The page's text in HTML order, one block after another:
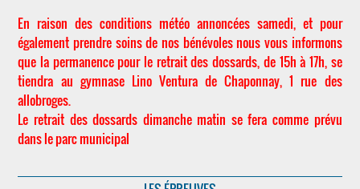
En raison des conditions météo annoncées samedi, et pour
également prendre soins de nos bénévoles nous vous informons
que la permanence pour le retrait des dossards, de 15h à 17h, se
tiendra au gymnase Lino Ventura de Chaponnay, 1 rue des
allobroges.
Le retrait des dossards dimanche matin se fera comme prévu
dans le parc municipal